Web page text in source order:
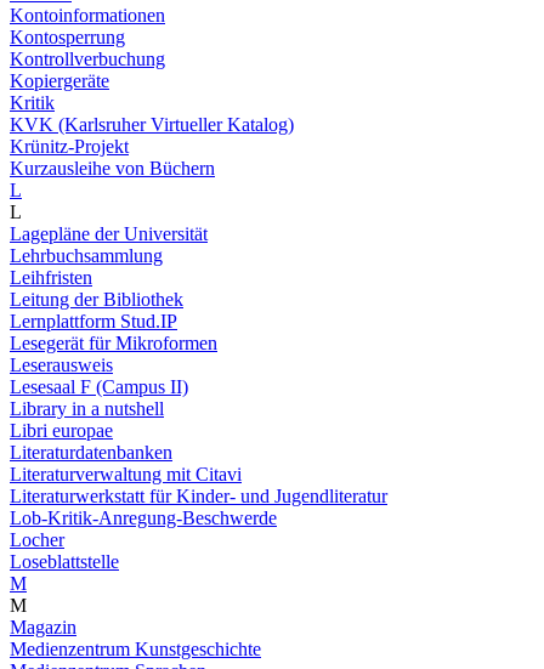
Kontoinformationen
Kontosperrung
Kontrollverbuchung
Kopiergeräte
Kritik
KVK (Karlsruher Virtueller Katalog)
Krünitz-Projekt
Kurzausleihe von Büchern
L
L
Lagepläne der Universität
Lehrbuchsammlung
Leihfristen
Leitung der Bibliothek
Lernplattform Stud.IP
Lesegerät für Mikroformen
Leserausweis
Lesesaal F (Campus II)
Library in a nutshell
Libri europae
Literaturdatenbanken
Literaturverwaltung mit Citavi
Literaturwerkstatt für Kinder- und Jugendliteratur
Lob-Kritik-Anregung-Beschwerde
Locher
Loseblattstelle
M
M
Magazin
Medienzentrum Kunstgeschichte